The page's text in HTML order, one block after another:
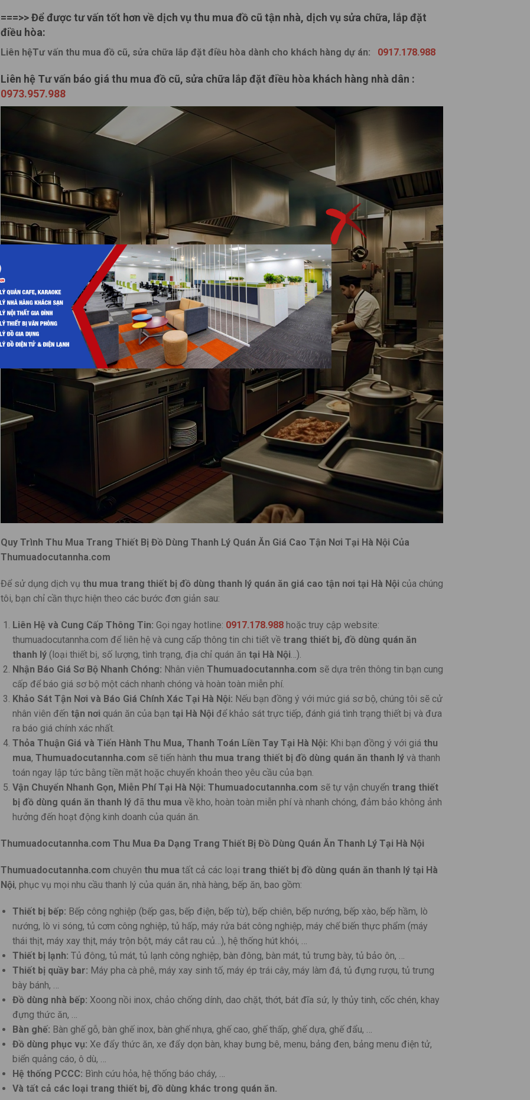
===>> Để được tư vấn tốt hơn về dịch vụ thu mua đồ cũ tận nhà, dịch vụ sửa chữa, lắp đặt
điều hòa:
Liên hệTư vấn thu mua đồ cũ, sửa chữa lắp đặt điều hòa dành cho khách hàng dự án: 0917.178.988
Liên hệ Tư vấn báo giá thu mua đồ cũ, sửa chữa lắp đặt điều hòa khách hàng nhà dân :
0973.957.988
Quy Trình Thu Mua Trang Thiết Bị Đồ Dùng Thanh Lý Quán Ăn Giá Cao Tận Nơi Tại Hà Nội Của
Thumuadocutannha.com
Để sử dụng dịch vụ thu mua trang thiết bị đồ dùng thanh lý quán ăn giá cao tận nơi tại Hà Nội của chúng
tôi, bạn chỉ cần thực hiện theo các bước đơn giản sau:
Liên Hệ và Cung Cấp Thông Tin: Gọi ngay hotline: 0917.178.988 hoặc truy cập website:
thumuadocutannha.com để liên hệ và cung cấp thông tin chi tiết về trang thiết bị, đồ dùng quán ăn
thanh lý (loại thiết bị, số lượng, tình trạng, địa chỉ quán ăn tại Hà Nội …).
Nhận Báo Giá Sơ Bộ Nhanh Chóng: Nhân viên Thumuadocutannha.com sẽ dựa trên thông tin bạn cung
cấp để báo giá sơ bộ một cách nhanh chóng và hoàn toàn miễn phí.
Khảo Sát Tận Nơi và Báo Giá Chính Xác Tại Hà Nội: Nếu bạn đồng ý với mức giá sơ bộ, chúng tôi sẽ cử
nhân viên đến tận nơi quán ăn của bạn tại Hà Nội để khảo sát trực tiếp, đánh giá tình trạng thiết bị và đưa
ra báo giá chính xác nhất.
Thỏa Thuận Giá và Tiến Hành Thu Mua, Thanh Toán Liền Tay Tại Hà Nội: Khi bạn đồng ý với giá thu
mua, Thumuadocutannha.com sẽ tiến hành thu mua trang thiết bị đồ dùng quán ăn thanh lý và thanh
toán ngay lập tức bằng tiền mặt hoặc chuyển khoản theo yêu cầu của bạn.
Vận Chuyển Nhanh Gọn, Miễn Phí Tại Hà Nội: Thumuadocutannha.com sẽ tự vận chuyển trang thiết
bị đồ dùng quán ăn thanh lý đã thu mua về kho, hoàn toàn miễn phí và nhanh chóng, đảm bảo không ảnh
hưởng đến hoạt động kinh doanh của quán ăn.
Thumuadocutannha.com Thu Mua Đa Dạng Trang Thiết Bị Đồ Dùng Quán Ăn Thanh Lý Tại Hà Nội
Thumuadocutannha.com chuyên thu mua tất cả các loại trang thiết bị đồ dùng quán ăn thanh lý tại Hà
Nội, phục vụ mọi nhu cầu thanh lý của quán ăn, nhà hàng, bếp ăn, bao gồm:
Thiết bị bếp: Bếp công nghiệp (bếp gas, bếp điện, bếp từ), bếp chiên, bếp nướng, bếp xào, bếp hầm, lò
nướng, lò vi sóng, tủ cơm công nghiệp, tủ hấp, máy rửa bát công nghiệp, máy chế biến thực phẩm (máy
thái thịt, máy xay thịt, máy trộn bột, máy cắt rau củ…), hệ thống hút khói, …
Thiết bị lạnh: Tủ đông, tủ mát, tủ lạnh công nghiệp, bàn đông, bàn mát, tủ trưng bày, tủ bảo ôn, …
Thiết bị quầy bar: Máy pha cà phê, máy xay sinh tố, máy ép trái cây, máy làm đá, tủ đựng rượu, tủ trưng
bày bánh, …
Đồ dùng nhà bếp: Xoong nồi inox, chảo chống dính, dao chặt, thớt, bát đĩa sứ, ly thủy tinh, cốc chén, khay
đựng thức ăn, …
Bàn ghế: Bàn ghế gỗ, bàn ghế inox, bàn ghế nhựa, ghế cao, ghế thấp, ghế dựa, ghế đẩu, …
Đồ dùng phục vụ: Xe đẩy thức ăn, xe đẩy dọn bàn, khay bưng bê, menu, bảng đen, bảng menu điện tử,
biển quảng cáo, ô dù, …
Hệ thống PCCC: Bình cứu hỏa, hệ thống báo cháy, …
Và tất cả các loại trang thiết bị, đồ dùng khác trong quán ăn.